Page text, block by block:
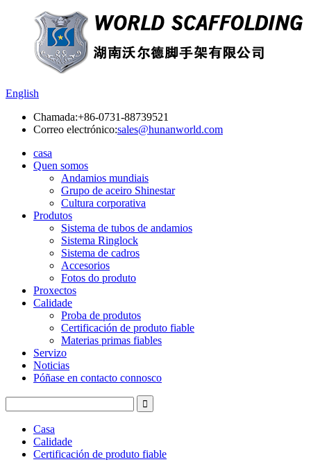
English
Chamada:+86-0731-88739521
Correo electrónico:sales@hunanworld.com
casa
Quen somos
Andamios mundiais
Grupo de aceiro Shinestar
Cultura corporativa
Produtos
Sistema de tubos de andamios
Sistema Ringlock
Sistema de cadros
Accesorios
Fotos do produto
Proxectos
Calidade
Proba de produtos
Certificación de produto fiable
Materias primas fiables
Servizo
Noticias
Póñase en contacto connosco
Casa
Calidade
Certificación de produto fiable